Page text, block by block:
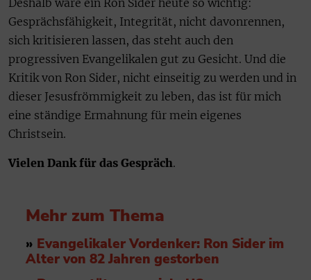
Deshalb wäre ein Ron Sider heute so wichtig:
Gesprächsfähigkeit, Integrität, nicht davonrennen,
sich kritisieren lassen, das steht auch den
progressiven Evangelikalen gut zu Gesicht. Und die
Kritik von Ron Sider, nicht einseitig zu werden und in
dieser Jesusfrömmigkeit zu leben, das ist für mich
eine ständige Ermahnung für mein eigenes
Christsein.
Vielen Dank für das Gespräch.
Mehr zum Thema
» Evangelikaler Vordenker: Ron Sider im
Alter von 82 Jahren gestorben